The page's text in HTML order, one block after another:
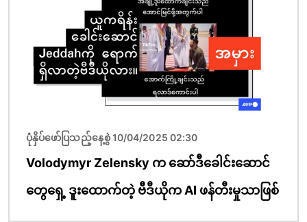
ပုံနှိပ်ဖော်ပြသည့်နေ့စွဲ 10/04/2025 02:30
Volodymyr Zelensky က ဆော်ဒီခေါင်းဆောင်
တွေရှေ့ ဒူးထောက်တဲ့ ဗီဒီယိုက AI ဖန်တီးမှုသာဖြစ်